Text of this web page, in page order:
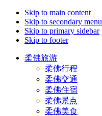
Skip to main content
Skip to secondary menu
Skip to primary sidebar
Skip to footer
柔佛旅游
柔佛行程
柔佛交通
柔佛住宿
柔佛景点
柔佛美食